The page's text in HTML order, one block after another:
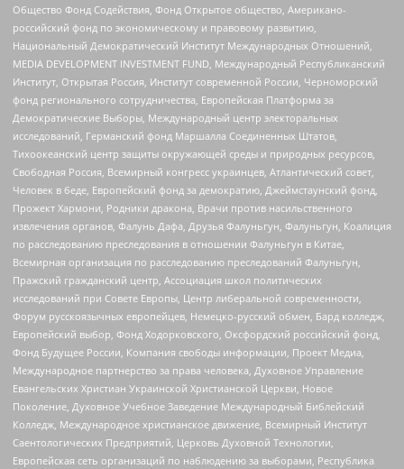
Общество Фонд Содействия, Фонд Открытое общество, Американо-
российский фонд по экономическому и правовому развитию,
Национальный Демократический Институт Международных Отношений,
MEDIA DEVELOPMENT INVESTMENT FUND, Международный Республиканский
Институт, Открытая Россия, Институт современной России, Черноморский
фонд регионального сотрудничества, Европейская Платформа за
Демократические Выборы, Международный центр электоральных
исследований, Германский фонд Маршалла Соединенных Штатов,
Тихоокеанский центр защиты окружающей среды и природных ресурсов,
Свободная Россия, Всемирный конгресс украинцев, Атлантический совет,
Человек в беде, Европейский фонд за демократию, Джеймстаунский фонд,
Прожект Хармони, Родники дракона, Врачи против насильственного
извлечения органов, Фалунь Дафа, Друзья Фалуньгун, Фалуньгун, Коалиция
по расследованию преследования в отношении Фалуньгун в Китае,
Всемирная организация по расследованию преследований Фалуньгун,
Пражский гражданский центр, Ассоциация школ политических
исследований при Совете Европы, Центр либеральной современности,
Форум русскоязычных европейцев, Немецко-русский обмен, Бард колледж,
Европейский выбор, Фонд Ходорковского, Оксфордский российский фонд,
Фонд Будущее России, Компания свободы информации, Проект Медиа,
Международное партнерство за права человека, Духовное Управление
Евангельских Христиан Украинской Христианской Церкви, Новое
Поколение, Духовное Учебное Заведение Международный Библейский
Колледж, Международное христианское движение, Всемирный Институт
Саентологических Предприятий, Церковь Духовной Технологии,
Европейская сеть организаций по наблюдению за выборами, Республика